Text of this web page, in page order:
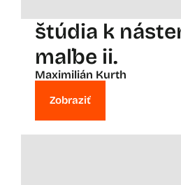
štúdia k
maľbe ii.
Maximilián Kurth
Zobraziť